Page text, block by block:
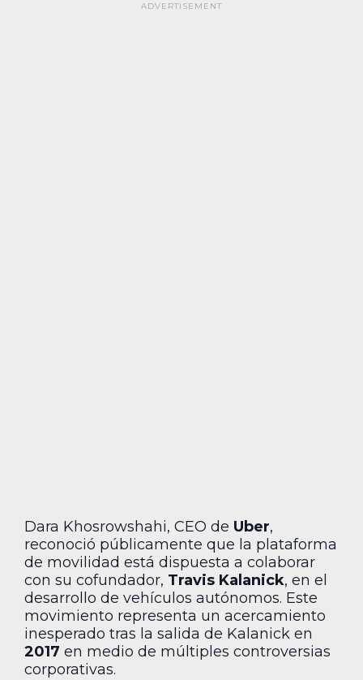
Dara Khosrowshahi, CEO de Uber,
reconoció públicamente que la plataforma
de movilidad está dispuesta a colaborar
con su cofundador, Travis Kalanick, en el
desarrollo de vehículos autónomos. Este
movimiento representa un acercamiento
inesperado tras la salida de Kalanick en
2017 en medio de múltiples controversias
corporativas.